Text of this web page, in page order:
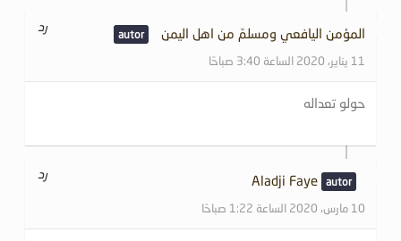
المؤمن اليافعي ومسلمً من اهل اليمن
11 يناير، 2020 الساعة 3:40 صباحًا
رد
حولو تعداله
Aladji Faye
10 مارس، 2020 الساعة 1:22 صباحًا
رد